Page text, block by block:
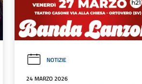
NOTIZIE
24 MARZO 2026